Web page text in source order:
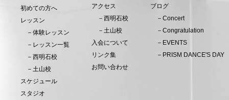
初めての方へ
レッスン
－体験レッスン
－レッスン一覧
－西明石校
－土山校
スケジュール
スタジオ
アクセス
－西明石校
－土山校
入会について
リンク集
お問い合わせ
ブログ
－Concert
－Congratulation
－EVENTS
－PRISM DANCE'S DAY